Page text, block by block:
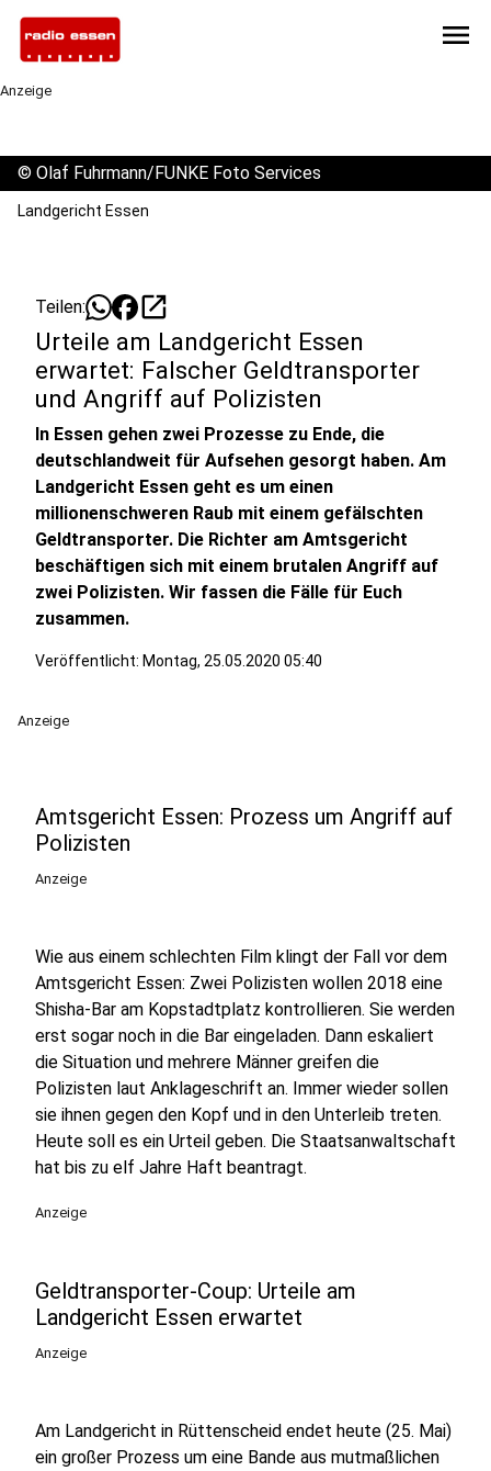
menu
Anzeige
© Olaf Fuhrmann/FUNKE Foto Services
Landgericht Essen
Teilen: open_in_new
Urteile am Landgericht Essen
erwartet: Falscher Geldtransporter
und Angriff auf Polizisten
In Essen gehen zwei Prozesse zu Ende, die
deutschlandweit für Aufsehen gesorgt haben. Am
Landgericht Essen geht es um einen
millionenschweren Raub mit einem gefälschten
Geldtransporter. Die Richter am Amtsgericht
beschäftigen sich mit einem brutalen Angriff auf
zwei Polizisten. Wir fassen die Fälle für Euch
zusammen.
Veröffentlicht: Montag, 25.05.2020 05:40
Anzeige
Amtsgericht Essen: Prozess um Angriff auf
Polizisten
Anzeige
Wie aus einem schlechten Film klingt der Fall vor dem
Amtsgericht Essen: Zwei Polizisten wollen 2018 eine
Shisha-Bar am Kopstadtplatz kontrollieren. Sie werden
erst sogar noch in die Bar eingeladen. Dann eskaliert
die Situation und mehrere Männer greifen die
Polizisten laut Anklageschrift an. Immer wieder sollen
sie ihnen gegen den Kopf und in den Unterleib treten.
Heute soll es ein Urteil geben. Die Staatsanwaltschaft
hat bis zu elf Jahre Haft beantragt.
Anzeige
Geldtransporter-Coup: Urteile am
Landgericht Essen erwartet
Anzeige
Am Landgericht in Rüttenscheid endet heute (25. Mai)
ein großer Prozess um eine Bande aus mutmaßlichen